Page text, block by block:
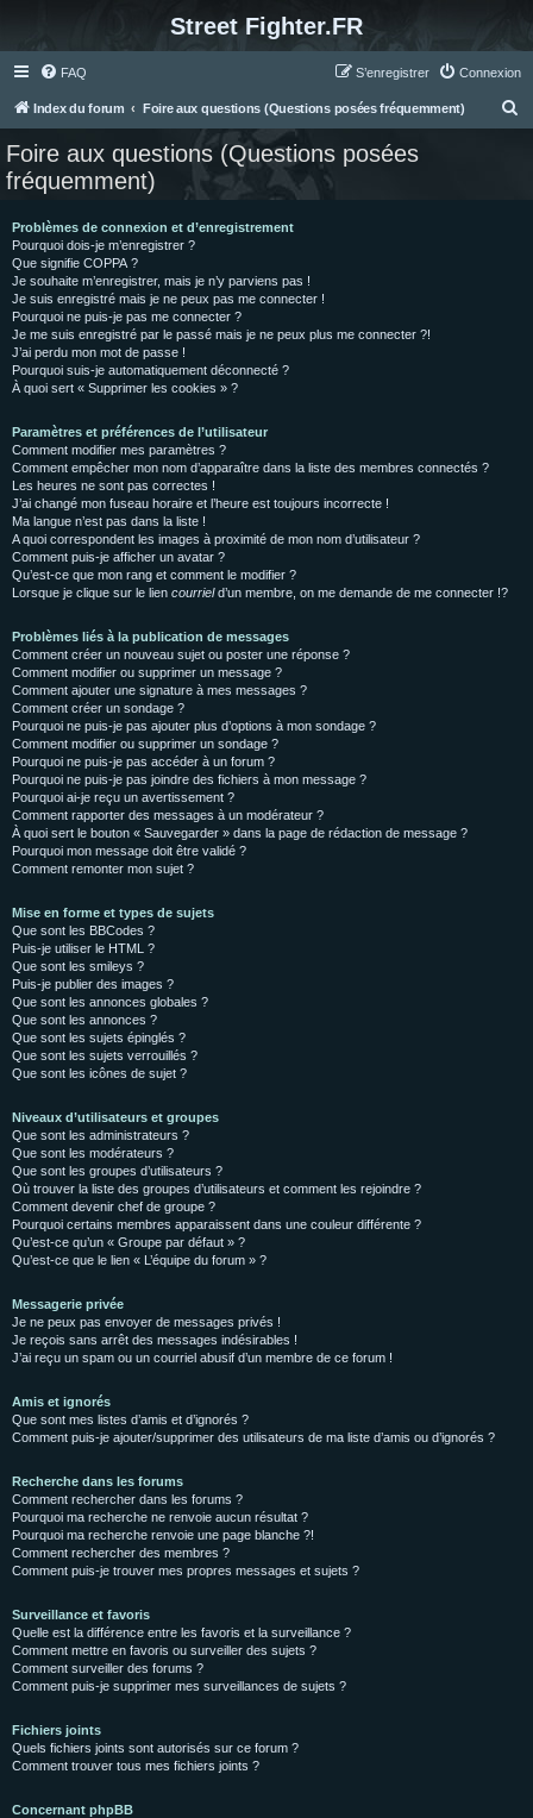
Street Fighter.FR
FAQ Connexion
S’enregistrer
Index du forum Foire aux questions (Questions posées fréquemment)
Foire aux questions (Questions posées
fréquemment)
Problèmes de connexion et d’enregistrement
Pourquoi dois-je m’enregistrer ?
Que signifie COPPA ?
Je souhaite m’enregistrer, mais je n’y parviens pas !
Je suis enregistré mais je ne peux pas me connecter !
Pourquoi ne puis-je pas me connecter ?
Je me suis enregistré par le passé mais je ne peux plus me connecter ?!
J’ai perdu mon mot de passe !
Pourquoi suis-je automatiquement déconnecté ?
À quoi sert « Supprimer les cookies » ?
Paramètres et préférences de l’utilisateur
Comment modifier mes paramètres ?
Comment empêcher mon nom d’apparaître dans la liste des membres connectés ?
Les heures ne sont pas correctes !
J’ai changé mon fuseau horaire et l’heure est toujours incorrecte !
Ma langue n’est pas dans la liste !
A quoi correspondent les images à proximité de mon nom d’utilisateur ?
Comment puis-je afficher un avatar ?
Qu’est-ce que mon rang et comment le modifier ?
Lorsque je clique sur le lien courrield’un membre, on me demande de me connecter !?
Problèmes liés à la publication de messages
Comment créer un nouveau sujet ou poster une réponse ?
Comment modifier ou supprimer un message ?
Comment ajouter une signature à mes messages ?
Comment créer un sondage ?
Pourquoi ne puis-je pas ajouter plus d’options à mon sondage ?
Comment modifier ou supprimer un sondage ?
Pourquoi ne puis-je pas accéder à un forum ?
Pourquoi ne puis-je pas joindre des fichiers à mon message ?
Pourquoi ai-je reçu un avertissement ?
Comment rapporter des messages à un modérateur ?
À quoi sert le bouton « Sauvegarder » dans la page de rédaction de message ?
Pourquoi mon message doit être validé ?
Comment remonter mon sujet ?
Mise en forme et types de sujets
Que sont les BBCodes ?
Puis-je utiliser le HTML ?
Que sont les smileys ?
Puis-je publier des images ?
Que sont les annonces globales ?
Que sont les annonces ?
Que sont les sujets épinglés ?
Que sont les sujets verrouillés ?
Que sont les icônes de sujet ?
Niveaux d’utilisateurs et groupes
Que sont les administrateurs ?
Que sont les modérateurs ?
Que sont les groupes d’utilisateurs ?
Où trouver la liste des groupes d’utilisateurs et comment les rejoindre ?
Comment devenir chef de groupe ?
Pourquoi certains membres apparaissent dans une couleur différente ?
Qu’est-ce qu’un « Groupe par défaut » ?
Qu’est-ce que le lien « L’équipe du forum » ?
Messagerie privée
Je ne peux pas envoyer de messages privés !
Je reçois sans arrêt des messages indésirables !
J’ai reçu un spam ou un courriel abusif d’un membre de ce forum !
Amis et ignorés
Que sont mes listes d’amis et d’ignorés ?
Comment puis-je ajouter/supprimer des utilisateurs de ma liste d’amis ou d’ignorés ?
Recherche dans les forums
Comment rechercher dans les forums ?
Pourquoi ma recherche ne renvoie aucun résultat ?
Pourquoi ma recherche renvoie une page blanche ?!
Comment rechercher des membres ?
Comment puis-je trouver mes propres messages et sujets ?
Surveillance et favoris
Quelle est la différence entre les favoris et la surveillance ?
Comment mettre en favoris ou surveiller des sujets ?
Comment surveiller des forums ?
Comment puis-je supprimer mes surveillances de sujets ?
Fichiers joints
Quels fichiers joints sont autorisés sur ce forum ?
Comment trouver tous mes fichiers joints ?
Concernant phpBB